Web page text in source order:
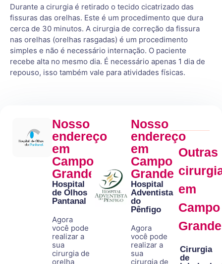
Durante a cirurgia é retirado o tecido cicatrizado das
fissuras das orelhas. Este é um procedimento que dura
cerca de 30 minutos. A cirurgia de correção da fissura
nas orelhas (orelhas rasgadas) é um procedimento
simples e não é necessário internação. O paciente
recebe alta no mesmo dia. É necessário apenas 1 dia de
repouso, isso também vale para atividades físicas.
Nosso
endereço
em
Campo
Grande
Hospital
de Olhos
Pantanal
Agora
você pode
realizar a
sua
cirurgia de
orelha
Nosso
endereço
em
Campo
Grande
Hospital
Adventista
do
Pênfigo
Agora
você pode
realizar a
sua
cirurgia de
Outras
em
Campo
Grande
Cirurgia
de